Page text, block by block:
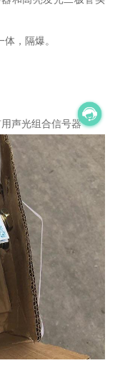
，隔爆。
声光组合信号器